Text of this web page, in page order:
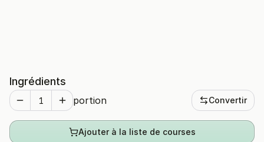
Ingrédients
portion Convertir
Ajouter à la liste de courses